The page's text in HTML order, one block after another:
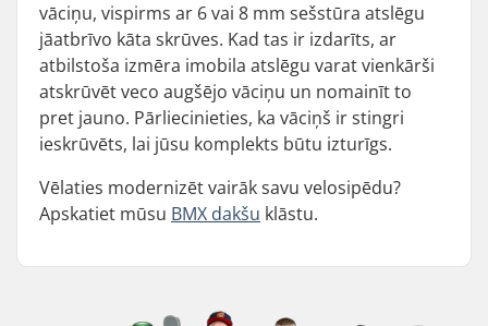
vāciņu, vispirms ar 6 vai 8 mm sešstūra atslēgu
jāatbrīvo kāta skrūves. Kad tas ir izdarīts, ar
atbilstoša izmēra imobila atslēgu varat vienkārši
atskrūvēt veco augšējo vāciņu un nomainīt to
pret jauno. Pārliecinieties, ka vāciņš ir stingri
ieskrūvēts, lai jūsu komplekts būtu izturīgs.
Vēlaties modernizēt vairāk savu velosipēdu?
Apskatiet mūsu BMX dakšu klāstu.